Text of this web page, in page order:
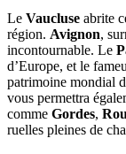
Le Vaucluse abrite
région. Avignon,
incontournable. Le
d’Europe, et le
patrimoine mondial
vous permettra
comme Gordes,
ruelles pleines de